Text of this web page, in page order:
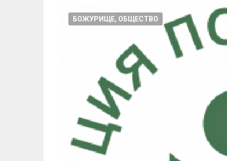
БОЖУРИЩЕ, ОБЩЕСТВО